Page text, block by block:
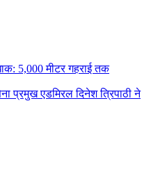
5,000 मीटर गहराई तक
प्रमुख एडमिरल दिनेश त्रिपाठी ने